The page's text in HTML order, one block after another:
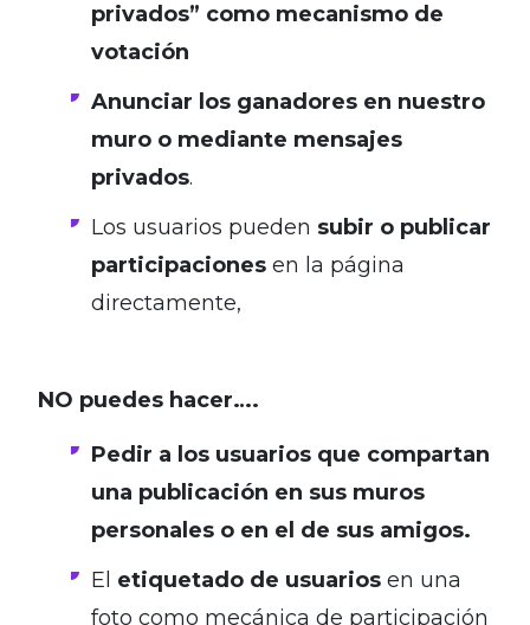
privados” como mecanismo de
votación
Anunciar los ganadores en nuestro
muro o mediante mensajes
privados.
Los usuarios pueden subir o publicar
participaciones en la página
directamente,
NO puedes hacer….
Pedir a los usuarios que compartan
una publicación en sus muros
personales o en el de sus amigos.
El etiquetado de usuarios en una
foto como mecánica de participación